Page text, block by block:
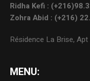
Ridha Kefi :
Zohra Abid : (+216)
Résidence La Brise,
MENU: